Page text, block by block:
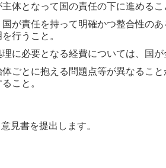
体となって国の責任の下に進めるこ
が責任を持って明確かつ整合性の
行うこと。
に必要となる経費については、国が
ごとに抱える問題点等が異なるこ
こと。
見書を提出します。